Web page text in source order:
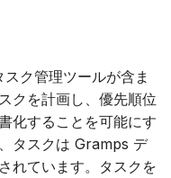
Tiếng Việt
Türkçe
Русский
DigitalOcean
TrueNAS
OIDC 認証
AI チャットの設定
マルチツリー設定
API 仕様
手動クエリ
アーキテクチャ
翻訳
ク管理ツールが含ま
クを計画し、優先順位
化することを可能にす
タスクは Gramps デ
れています。タスクを